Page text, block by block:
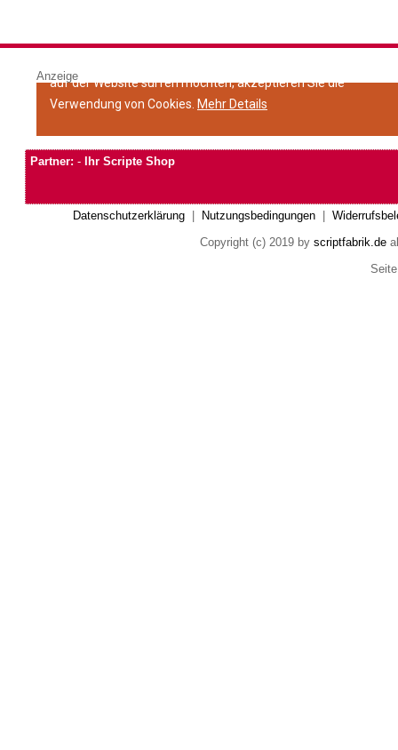
Anzeige
Partner: - Ihr Scripte Shop
Datenschutzerklärung| Nutzungsbedingungen|
Copyright (c) 2019 by scriptfabrik.de